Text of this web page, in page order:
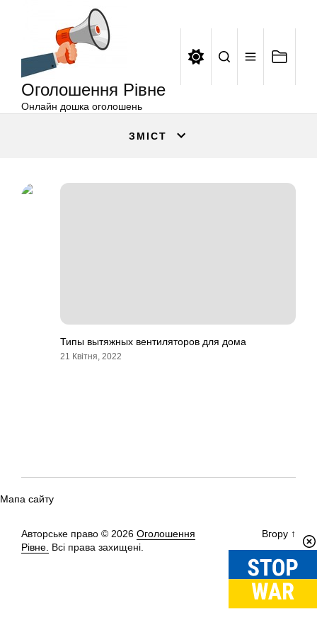
Оголошення Рівне
Онлайн дошка оголошень
ЗМІСТ
Типы вытяжных вентиляторов для дома
21 Квітня, 2022
Мапа сайту
Авторське право © 2026 Оголошення
Рівне. Всі права захищені.
Вгору ↑